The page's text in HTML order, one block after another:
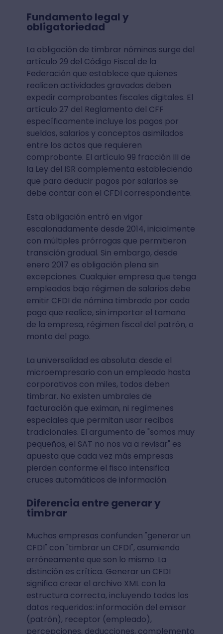
Fundamento legal y
obligatoriedad
La obligación de timbrar nóminas surge del
artículo 29 del Código Fiscal de la
Federación que establece que quienes
realicen actividades gravadas deben
expedir comprobantes fiscales digitales. El
artículo 27 del Reglamento del CFF
específicamente incluye los pagos por
sueldos, salarios y conceptos asimilados
entre los actos que requieren
comprobante. El artículo 99 fracción III de
la Ley del ISR complementa estableciendo
que para deducir pagos por salarios se
debe contar con el CFDI correspondiente.
Esta obligación entró en vigor
escalonadamente desde 2014, inicialmente
con múltiples prórrogas que permitieron
transición gradual. Sin embargo, desde
enero 2017 es obligación plena sin
excepciones. Cualquier empresa que tenga
empleados bajo régimen de salarios debe
emitir CFDI de nómina timbrado por cada
pago que realice, sin importar el tamaño
de la empresa, régimen fiscal del patrón, o
monto del pago.
La universalidad es absoluta: desde el
microempresario con un empleado hasta
corporativos con miles, todos deben
timbrar. No existen umbrales de
facturación que eximan, ni regímenes
especiales que permitan usar recibos
tradicionales. El argumento de "somos muy
pequeños, el SAT no nos va a revisar" es
apuesta que cada vez más empresas
pierden conforme el fisco intensifica
cruces automáticos de información.
Diferencia entre generar y
timbrar
Muchas empresas confunden "generar un
CFDI" con "timbrar un CFDI", asumiendo
erróneamente que son lo mismo. La
distinción es crítica. Generar un CFDI
significa crear el archivo XML con la
estructura correcta, incluyendo todos los
datos requeridos: información del emisor
(patrón), receptor (empleado),
percepciones, deducciones, complemento